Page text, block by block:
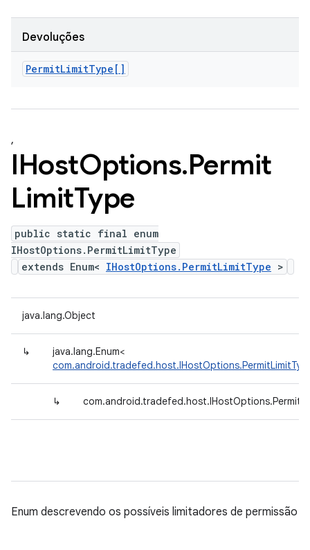
Devoluções
PermitLimitType[]
,
IHostOptions.Permit
LimitType
public static final enum
IHostOptions.PermitLimitType
extends Enum< IHostOptions.PermitLimitType >
java.lang.Object
↳
java.lang.Enum<
↳
Enum descrevendo os possíveis limitadores de permissão